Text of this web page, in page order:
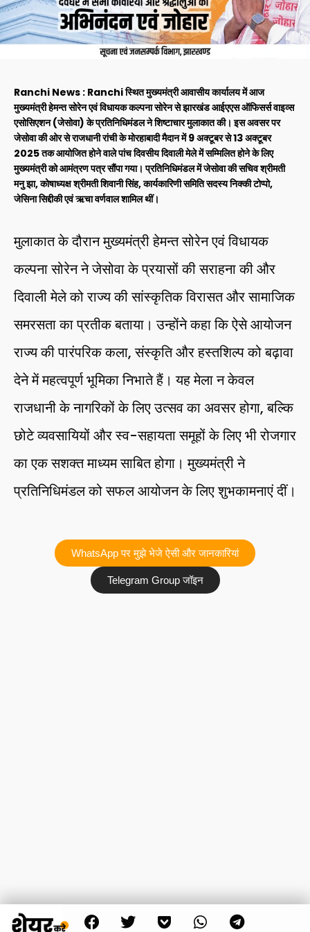
Ranchi News : Ranchi स्थित मुख्यमंत्री आवासीय कार्यालय में आज
मुख्यमंत्री हेमन्त सोरेन एवं विधायक कल्पना सोरेन से झारखंड आईएएस ऑफिसर्स वाइव्स
एसोसिएशन (जेसोवा) के प्रतिनिधिमंडल ने शिष्टाचार मुलाकात की। इस अवसर पर
जेसोवा की ओर से राजधानी रांची के मोरहाबादी मैदान में 9 अक्टूबर से 13 अक्टूबर
2025 तक आयोजित होने वाले पांच दिवसीय दिवाली मेले में सम्मिलित होने के लिए
मुख्यमंत्री को आमंत्रण पत्र सौंपा गया। प्रतिनिधिमंडल में जेसोवा की सचिव श्रीमती
मनु झा, कोषाध्यक्ष श्रीमती शिवानी सिंह, कार्यकारिणी समिति सदस्य निक्की टोप्पो,
जेसिना सिद्दीकी एवं ऋचा वर्णवाल शामिल थीं।
मुलाकात के दौरान मुख्यमंत्री हेमन्त सोरेन एवं विधायक
कल्पना सोरेन ने जेसोवा के प्रयासों की सराहना की और
दिवाली मेले को राज्य की सांस्कृतिक विरासत और सामाजिक
समरसता का प्रतीक बताया। उन्होंने कहा कि ऐसे आयोजन
राज्य की पारंपरिक कला, संस्कृति और हस्तशिल्प को बढ़ावा
देने में महत्वपूर्ण भूमिका निभाते हैं। यह मेला न केवल
राजधानी के नागरिकों के लिए उत्सव का अवसर होगा, बल्कि
छोटे व्यवसायियों और स्व-सहायता समूहों के लिए भी रोजगार
का एक सशक्त माध्यम साबित होगा। मुख्यमंत्री ने
प्रतिनिधिमंडल को सफल आयोजन के लिए शुभकामनाएं दीं।
WhatsApp पर मुझे भेजे ऐसी और जानकारियां
Telegram Group जॉइन